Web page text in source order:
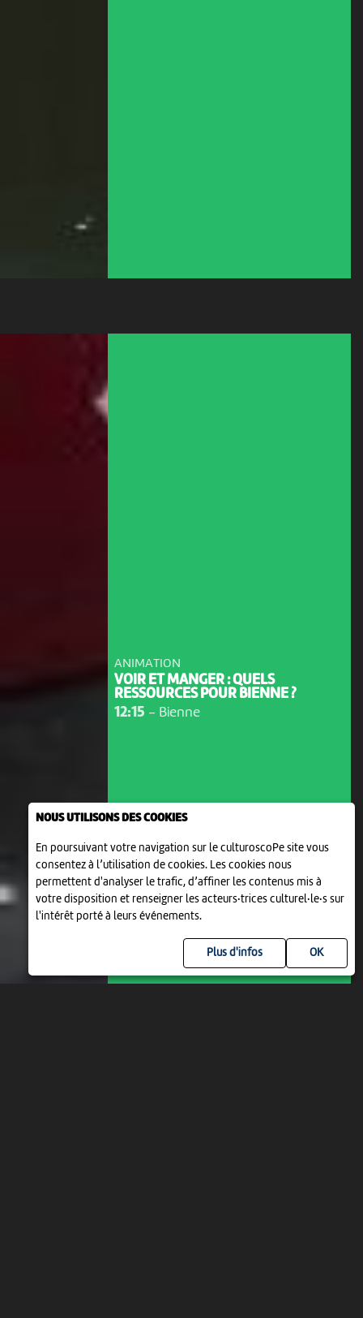
NOUS UTILISONS DES COOKIES
En poursuivant votre navigation sur le culturoscoPe site vous
consentez à l’utilisation de cookies. Les cookies nous
permettent d'analyser le trafic, d’affiner les contenus mis à
votre disposition et renseigner les acteurs·trices culturel·le·s sur
l'intérêt porté à leurs événements.
Plus d'infos
ANIMATION
VOIR ET MANGER : QUELS
RESSOURCES POUR BIENNE ?
12:15 - Bienne